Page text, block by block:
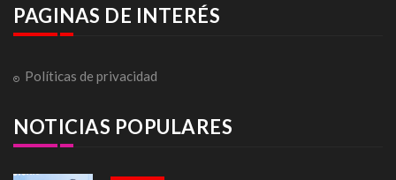
PAGINAS DE INTERÉS
Políticas de privacidad
NOTICIAS POPULARES